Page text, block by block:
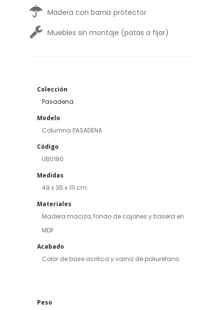
Madera con barniz protector
Muebles sin montaje (patas a fijar)
Colección
Pasadena
Modelo
Columna PASADENA
Código
UB0180
Medidas
49 x 35 x 111 cm.
Materiales
Madera maciza, fondo de cajones y trasera en
MDF
Acabado
Color de base acrilica y varniz de poliuretano
Peso